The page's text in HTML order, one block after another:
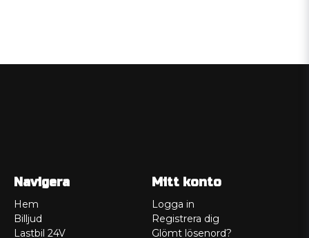
Navigera
Hem
Billjud
Lastbil 24V
Mitt konto
Logga in
Registrera dig
Glömt lösenord?